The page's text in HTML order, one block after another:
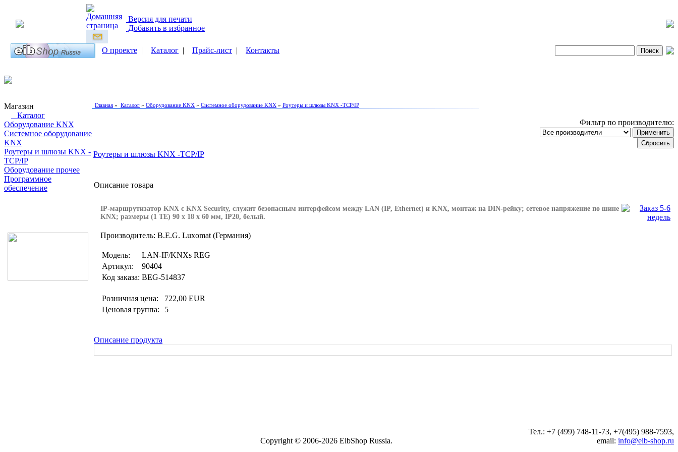
Версия для печати
Добавить в избранное
О проекте | Каталог | Прайс-лист | Контакты
Магазин
Каталог
Оборудование KNX
Системное оборудование
KNX
Роутеры и шлюзы KNX -
TCP/IP
Оборудование прочее
Программное
обеспечение
Главная » Каталог » Оборудование KNX » Системное оборудование KNX » Роутеры и шлюзы KNX -TCP/IP
Фильтр по производителю:
Роутеры и шлюзы KNX -TCP/IP
Описание товара
IP-маршрутизатор KNX с KNX Security, служит безопасным интерфейсом между LAN (IP, Ethernet) и KNX, монтаж на DIN-рейку; сетевое напряжение по шине
KNX; размеры (1 TE) 90 x 18 x 60 мм, IP20, белый.
Производитель: B.E.G. Luxomat (Германия)
Модель:
LAN-IF/KNXs REG
Артикул:
90404
Код заказа: BEG-514837
Розничная цена:
722,00 EUR
Ценовая группа:
5
Описание продукта
Copyright © 2006-2026 EibShop Russia.
Тел.: +7 (499) 748-11-73, +7(495) 988-7593,
email: info@eib-shop.ru